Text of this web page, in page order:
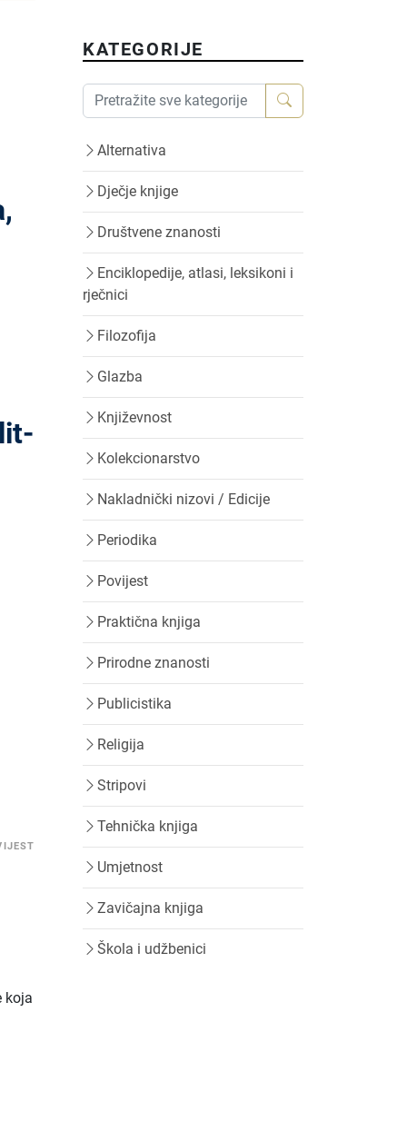
koja
KATEGORIJE
Alternativa
Dječje knjige
Društvene znanosti
Enciklopedije, atlasi, leksikoni i
rječnici
Filozofija
Glazba
Književnost
Kolekcionarstvo
Nakladnički nizovi / Edicije
Periodika
Povijest
Praktična knjiga
Prirodne znanosti
Publicistika
Religija
Stripovi
Tehnička knjiga
Umjetnost
Zavičajna knjiga
Škola i udžbenici